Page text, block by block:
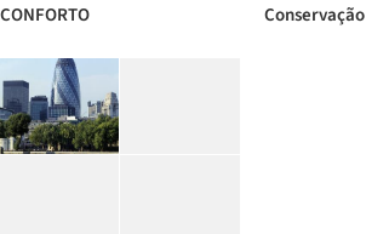
CONFORTO Conservação